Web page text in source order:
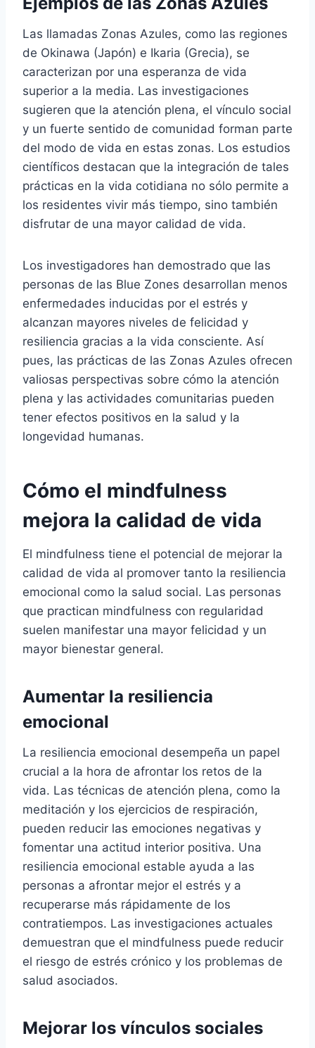
Las llamadas Zonas Azules, como las regiones
de Okinawa (Japón) e Ikaria (Grecia), se
caracterizan por una esperanza de vida
superior a la media. Las investigaciones
sugieren que la atención plena, el vínculo social
y un fuerte sentido de comunidad forman parte
del modo de vida en estas zonas. Los estudios
científicos destacan que la integración de tales
prácticas en la vida cotidiana no sólo permite a
los residentes vivir más tiempo, sino también
disfrutar de una mayor calidad de vida.
Los investigadores han demostrado que las
personas de las Blue Zones desarrollan menos
enfermedades inducidas por el estrés y
alcanzan mayores niveles de felicidad y
resiliencia gracias a la vida consciente. Así
pues, las prácticas de las Zonas Azules ofrecen
valiosas perspectivas sobre cómo la atención
plena y las actividades comunitarias pueden
tener efectos positivos en la salud y la
longevidad humanas.
Cómo el mindfulness
mejora la calidad de vida
El mindfulness tiene el potencial de mejorar la
calidad de vida al promover tanto la resiliencia
emocional como la salud social. Las personas
que practican mindfulness con regularidad
suelen manifestar una mayor felicidad y un
mayor bienestar general.
Aumentar la resiliencia
emocional
La resiliencia emocional desempeña un papel
crucial a la hora de afrontar los retos de la
vida. Las técnicas de atención plena, como la
meditación y los ejercicios de respiración,
pueden reducir las emociones negativas y
fomentar una actitud interior positiva. Una
resiliencia emocional estable ayuda a las
personas a afrontar mejor el estrés y a
recuperarse más rápidamente de los
contratiempos. Las investigaciones actuales
demuestran que el mindfulness puede reducir
el riesgo de estrés crónico y los problemas de
salud asociados.
Mejorar los vínculos sociales